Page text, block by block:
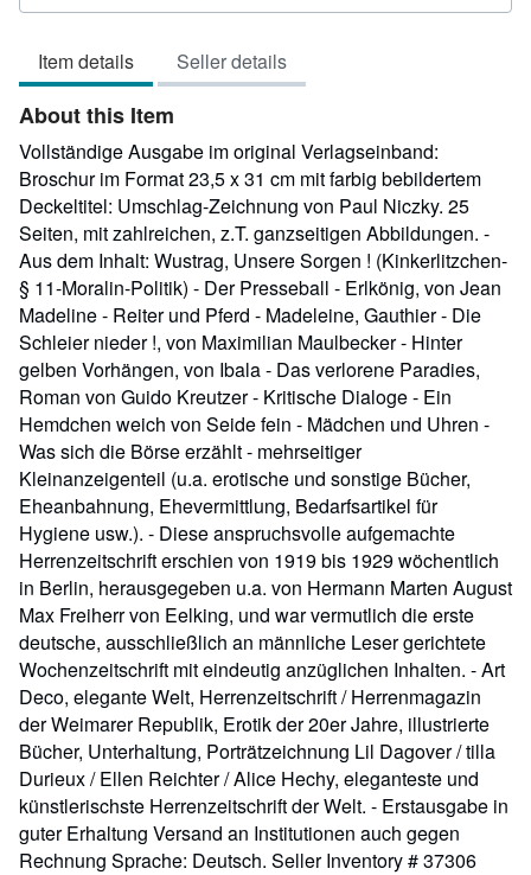
4
Item details Seller details
About this Item
Vollständige Ausgabe im original Verlagseinband:
Broschur im Format 23,5 x 31 cm mit farbig bebildertem
Deckeltitel: Umschlag-Zeichnung von Paul Niczky. 25
Seiten, mit zahlreichen, z.T. ganzseitigen Abbildungen. -
Aus dem Inhalt: Wustrag, Unsere Sorgen ! (Kinkerlitzchen-
§ 11-Moralin-Politik) - Der Presseball - Erlkönig, von Jean
Madeline - Reiter und Pferd - Madeleine, Gauthier - Die
Schleier nieder !, von Maximilian Maulbecker - Hinter
gelben Vorhängen, von Ibala - Das verlorene Paradies,
Roman von Guido Kreutzer - Kritische Dialoge - Ein
Hemdchen weich von Seide fein - Mädchen und Uhren -
Was sich die Börse erzählt - mehrseitiger
Kleinanzeigenteil (u.a. erotische und sonstige Bücher,
Eheanbahnung, Ehevermittlung, Bedarfsartikel für
Hygiene usw.). - Diese anspruchsvolle aufgemachte
Herrenzeitschrift erschien von 1919 bis 1929 wöchentlich
in Berlin, herausgegeben u.a. von Hermann Marten August
Max Freiherr von Eelking, und war vermutlich die erste
deutsche, ausschließlich an männliche Leser gerichtete
Wochenzeitschrift mit eindeutig anzüglichen Inhalten. - Art
Deco, elegante Welt, Herrenzeitschrift / Herrenmagazin
der Weimarer Republik, Erotik der 20er Jahre, illustrierte
Bücher, Unterhaltung, Porträtzeichnung Lil Dagover / tilla
Durieux / Ellen Reichter / Alice Hechy, eleganteste und
künstlerischste Herrenzeitschrift der Welt. - Erstausgabe in
guter Erhaltung Versand an Institutionen auch gegen
Rechnung Sprache: Deutsch. Seller Inventory # 37306